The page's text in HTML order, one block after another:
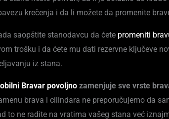
krečenja i da li možete da promenite
saopštite stanodavcu da ćete promeniti
trošku i da ćete mu dati rezervne ključeve
iz stana.
Bravar povoljnozamenjuje sve vrste
brava i cilindara ne preporučujemo da
to ne radite na vratima vašeg stana već